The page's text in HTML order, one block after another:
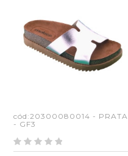
cód:20300080014 - PRATA
- GF3